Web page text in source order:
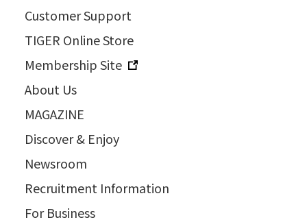
Customer Support
TIGER Online Store
Membership Site
About Us
MAGAZINE
Discover & Enjoy
Newsroom
Recruitment Information
For Business